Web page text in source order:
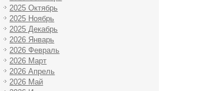
2025 Октябрь
2025 Ноябрь
2025 Декабрь
2026 Январь
2026 Февраль
2026 Март
2026 Апрель
2026 Май